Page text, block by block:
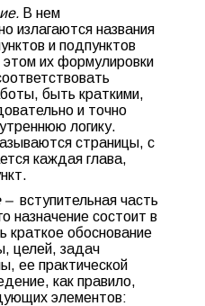
В нем
излагаются названия
и подпунктов
их формулировки
быть краткими,
и точно
логику.
страницы, с
каждая глава,
– вступительная часть
назначение состоит в
краткое обоснование
целей, задач
ее практической
как правило,
элементов: